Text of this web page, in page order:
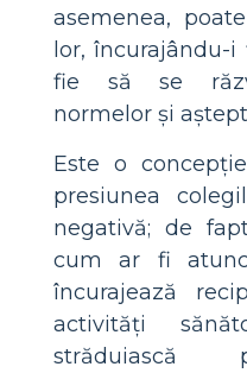
asemenea,
lor, încurajându-
fie să se
normelor și
Este o
presiunea
negativă; de
cum ar fi
încurajează
activități
străduiască